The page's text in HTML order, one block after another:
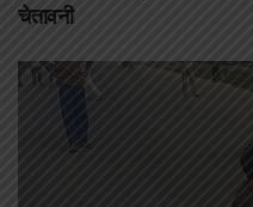
चेतावनी